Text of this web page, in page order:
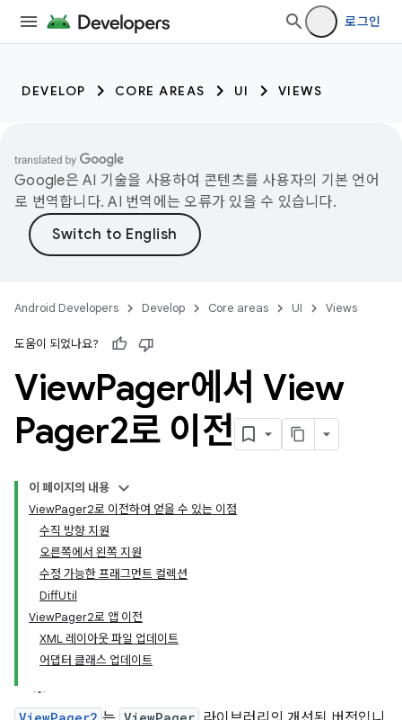
로그인
DEVELOP CORE AREAS UI VIEWS
Google은 AI 기술을 사용하여 콘텐츠를 사용자의 기본 언어
로 번역합니다. AI 번역에는 오류가 있을 수 있습니다.
Android Developers Develop Core areas UI Views
도움이 되었나요?
ViewPager에서 View
Pager2로 이전
이 페이지의 내용
ViewPager2로 이전하여 얻을 수 있는 이점
수직 방향 지원
오른쪽에서 왼쪽 지원
수정 가능한 프래그먼트 컬렉션
DiffUtil
ViewPager2로 앱 이전
XML 레이아웃 파일 업데이트
어댑터 클래스 업데이트